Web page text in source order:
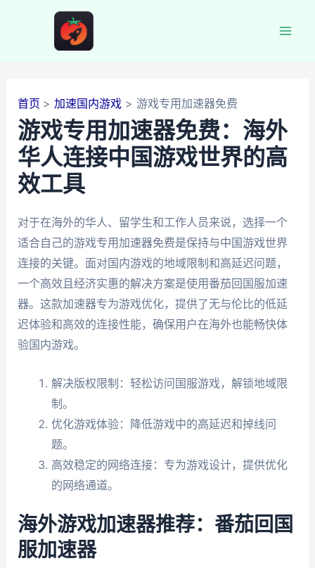
首页 加速国内游戏 游戏专用加速器免费
游戏专用加速器免费：海外
华人连接中国游戏世界的高
效工具
对于在海外的华人、留学生和工作人员来说，选择一个
适合自己的游戏专用加速器免费是保持与中国游戏世界
连接的关键。面对国内游戏的地域限制和高延迟问题，
一个高效且经济实惠的解决方案是使用番茄回国服加速
器。这款加速器专为游戏优化，提供了无与伦比的低延
迟体验和高效的连接性能，确保用户在海外也能畅快体
验国内游戏。
解决版权限制：轻松访问国服游戏，解锁地域限
制。
优化游戏体验：降低游戏中的高延迟和掉线问
题。
高效稳定的网络连接：专为游戏设计，提供优化
的网络通道。
海外游戏加速器推荐：番茄回国
服加速器